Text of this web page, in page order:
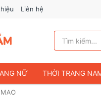
Liên hệ
NỮ THỜI TRANG
DU LỊCH & HÀNH LÝ